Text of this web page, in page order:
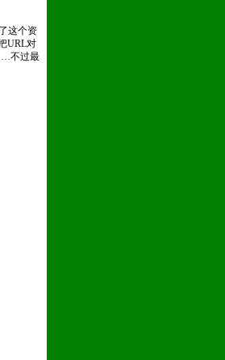
这个资
URL对
不过最